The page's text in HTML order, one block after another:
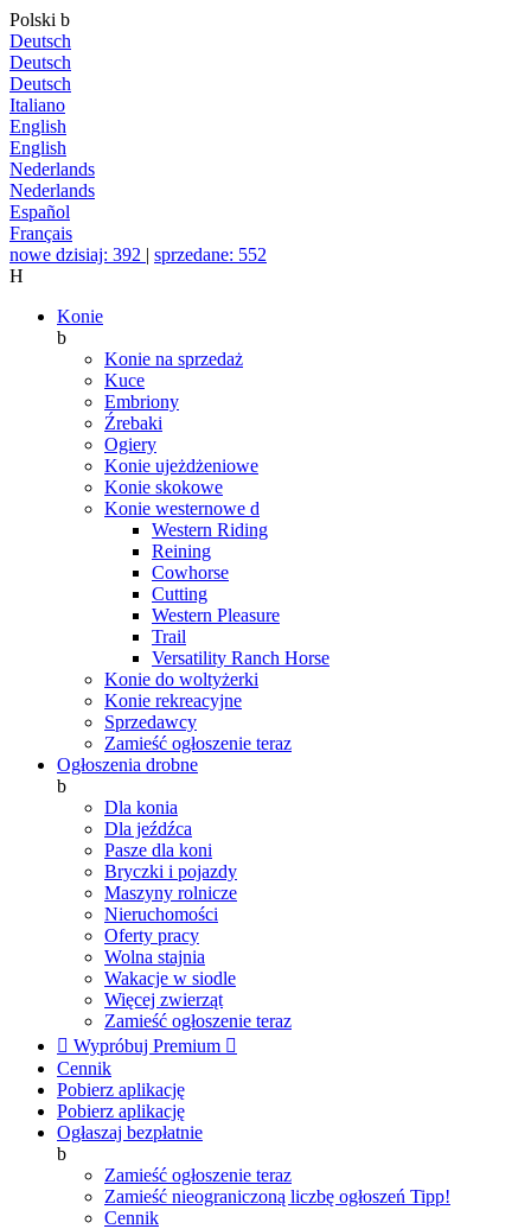
Polski b
Deutsch
Deutsch
Deutsch
Italiano
English
English
Nederlands
Nederlands
Español
Français
nowe dzisiaj: 392 | sprzedane: 552
H
Konie
b
Konie na sprzedaż
Kuce
Embriony
Źrebaki
Ogiery
Konie ujeżdżeniowe
Konie skokowe
Konie westernowe d
Western Riding
Reining
Cowhorse
Cutting
Western Pleasure
Trail
Versatility Ranch Horse
Konie do woltyżerki
Konie rekreacyjne
Sprzedawcy
Zamieść ogłoszenie teraz
Ogłoszenia drobne
b
Dla konia
Dla jeźdźca
Pasze dla koni
Bryczki i pojazdy
Maszyny rolnicze
Nieruchomości
Oferty pracy
Wolna stajnia
Wakacje w siodle
Więcej zwierząt
Zamieść ogłoszenie teraz
 Wypróbuj Premium 
Cennik
Pobierz aplikację
Pobierz aplikację
Ogłaszaj bezpłatnie
b
Zamieść ogłoszenie teraz
Zamieść nieograniczoną liczbę ogłoszeń Tipp!
Cennik